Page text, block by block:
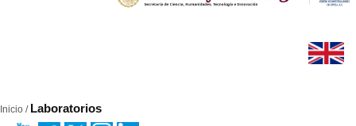
Inicio / Laboratorios